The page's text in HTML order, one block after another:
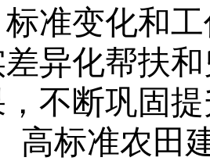
准变化和
异化帮扶
不断巩固
高标准农田